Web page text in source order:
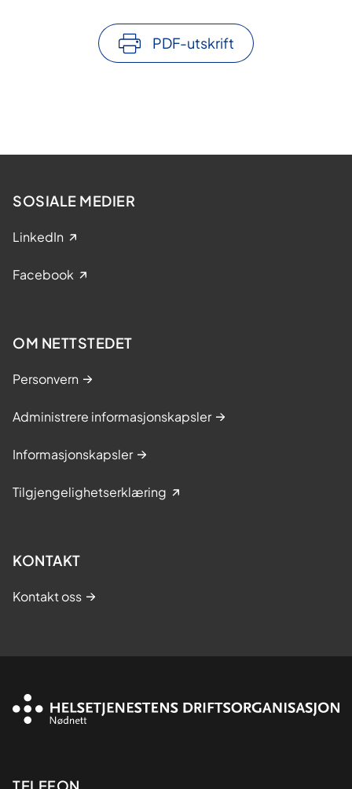
PDF-utskrift
SOSIALE MEDIER
LinkedIn
Facebook
OM NETTSTEDET
Personvern
Administrere informasjonskapsler
Informasjonskapsler
Tilgjengelighetserklæring
KONTAKT
Kontakt oss